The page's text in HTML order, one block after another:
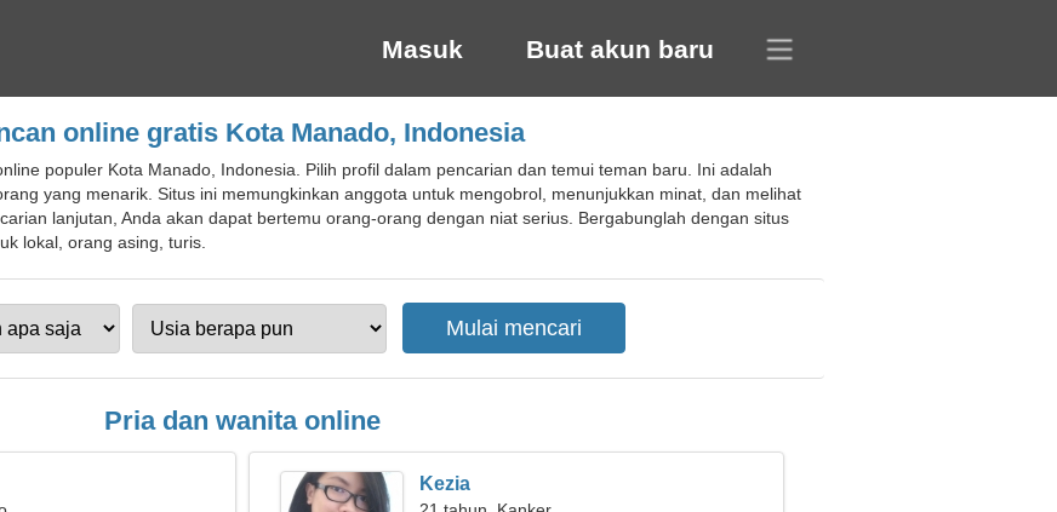
Masuk Buat akun baru
online gratis Kota Manado, Indonesia
populer Kota Manado, Indonesia. Pilih profil dalam pencarian dan temui teman baru. Ini adalah
yang menarik. Situs ini memungkinkan anggota untuk mengobrol, menunjukkan minat, dan melihat
lanjutan, Anda akan dapat bertemu orang-orang dengan niat serius. Bergabunglah dengan situs
lokal, orang asing, turis.
Pria dan wanita online
Kezia